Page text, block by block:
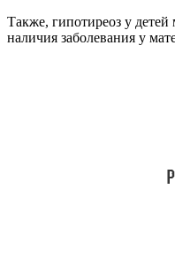
Также, гипотиреоз у
наличия заболевания у